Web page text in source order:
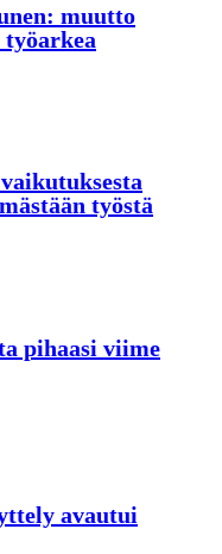
muutto
työstä
pihaasi viime
avautui